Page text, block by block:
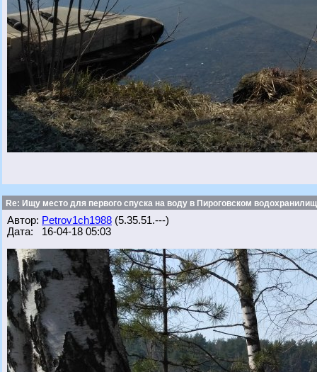
Re: Ищу место для первого спуска на воду в Пироговском
Автор: Petrov1ch1988 (5.35.51.---)
Дата: 16-04-18 05:03